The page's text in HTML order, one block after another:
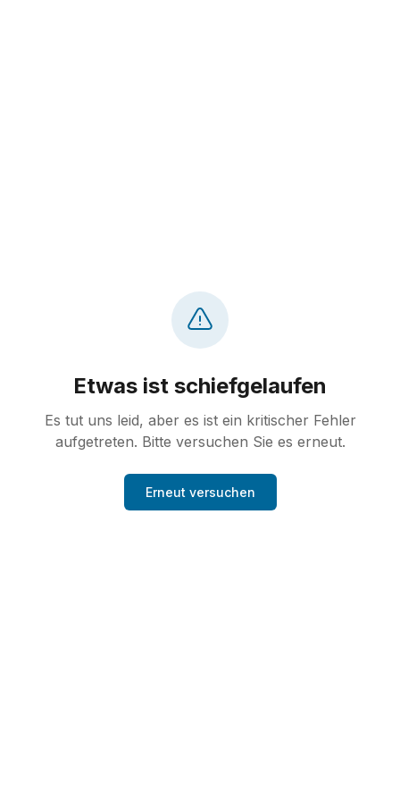
Etwas ist schiefgelaufen
Es tut uns leid, aber es ist ein kritischer Fehler
aufgetreten. Bitte versuchen Sie es erneut.
Erneut versuchen